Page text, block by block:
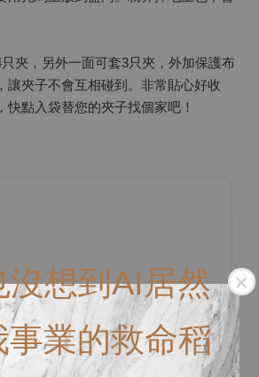
沒想到AI居然
事業的救命稻
夾，另外一面可套3只夾，外加保護布
讓夾子不會互相碰到。非常貼心好收
快點入袋替您的夾子找個家吧！